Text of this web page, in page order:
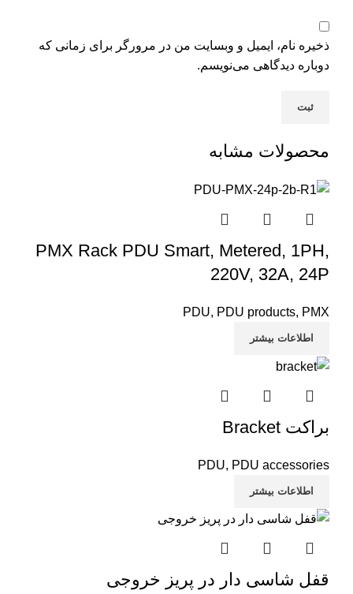
ذخیره نام، ایمیل و وبسایت من در مرورگر برای زمانی که
دوباره دیدگاهی می‌نویسم.
محصولات مشابه
PMX Rack PDU Smart, Metered, 1PH,
220V, 32A, 24P
PDU, PDU products, PMX
اطلاعات بیشتر
براکت Bracket
PDU, PDU accessories
اطلاعات بیشتر
قفل شاسی دار در پریز خروجی